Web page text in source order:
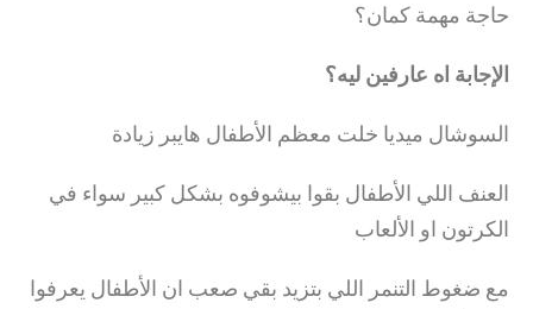
حاجة مهمة كمان؟
الإجابة اه عارفين ليه؟
السوشال ميديا خلت معظم الأطفال هايبر زيادة
العنف اللي الأطفال بقوا بيشوفوه بشكل كبير سواء في
الكرتون او الألعاب
مع ضغوط التنمر اللي بتزيد بقي صعب ان الأطفال يعرفوا